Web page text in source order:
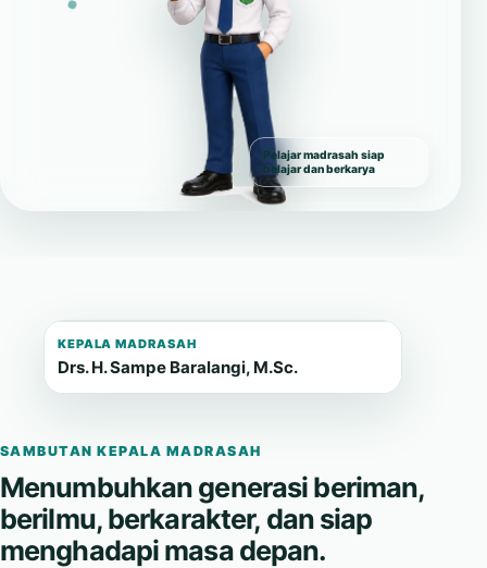
Pelajar madrasah siap
belajar dan berkarya
KEPALA MADRASAH
Drs. H. Sampe Baralangi, M.Sc.
SAMBUTAN KEPALA MADRASAH
Menumbuhkan generasi beriman,
berilmu, berkarakter, dan siap
menghadapi masa depan.